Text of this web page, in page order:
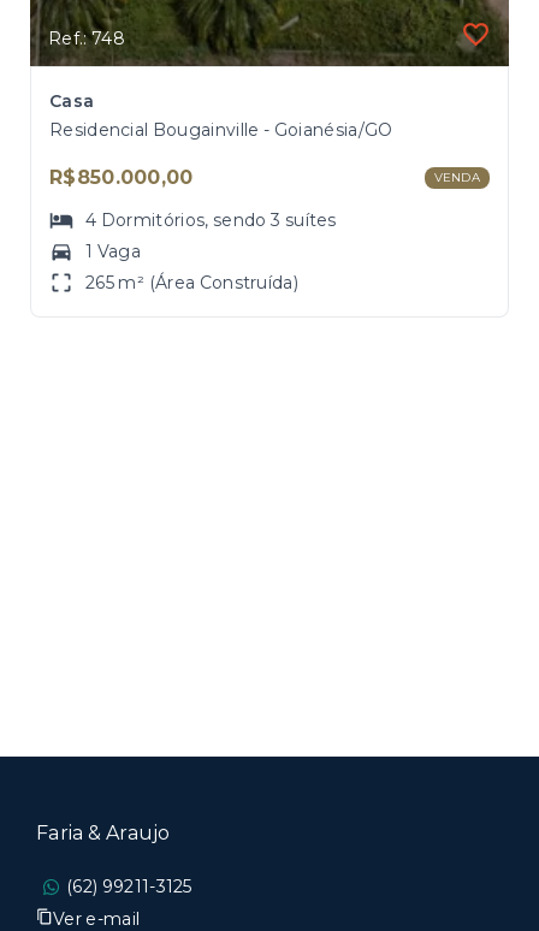
Ref.: 748
Casa
Residencial Bougainville - Goianésia/GO
R$850.000,00 VENDA
4 Dormitórios, sendo3 suítes
1 Vaga
265 m² (Área Construída)
Faria & Araujo
(62) 99211-3125
Ver e-mail